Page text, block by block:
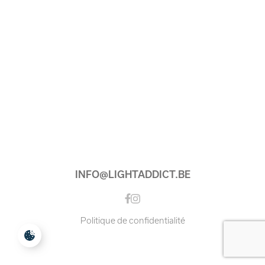
INFO@LIGHTADDICT.BE
Politique de confidentialité